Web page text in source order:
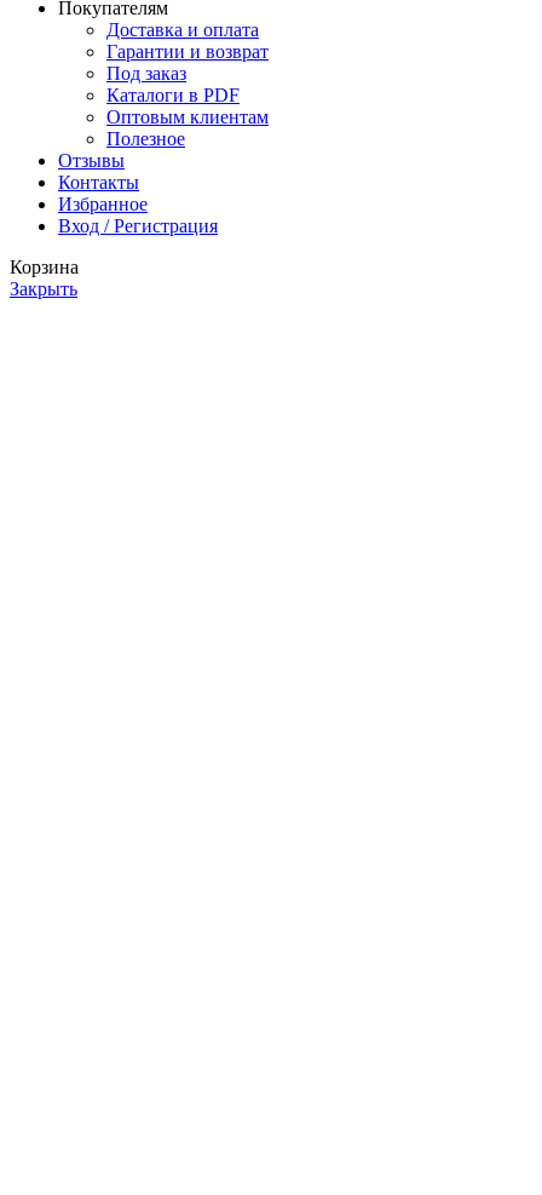
Покупателям
Доставка и оплата
Гарантии и возврат
Под заказ
Каталоги в PDF
Оптовым клиентам
Полезное
Отзывы
Контакты
Избранное
Вход / Регистрация
Корзина
Закрыть